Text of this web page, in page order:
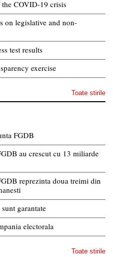
COVID-19 crisis
on legislative and non-
test results
exercise
Toate stirile
FGDB
au crescut cu 13 miliarde
reprezinta doua treimi din
garantate
electorala
Toate stirile